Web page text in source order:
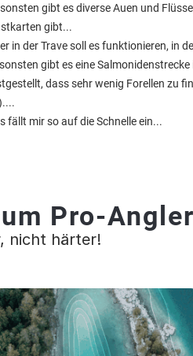
gibt es diverse Auen und
gibt...
in der Trave soll es funktionieren, in
gibt es eine
dass sehr wenig Forellen zu
fällt mir so auf die Schnelle ein...
Pro-
nicht härter!